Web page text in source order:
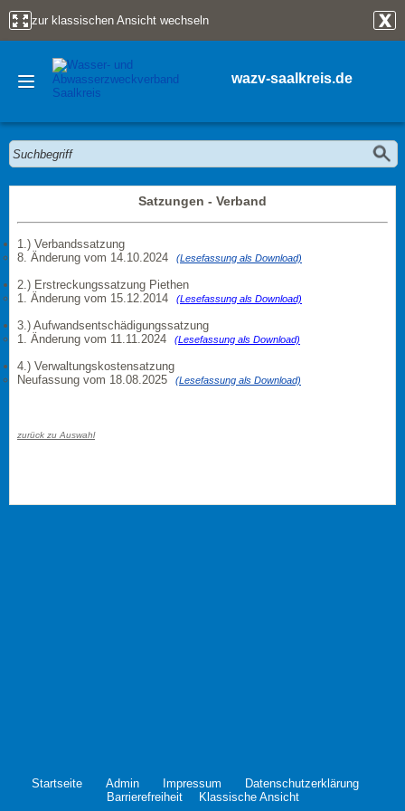
zur klassischen Ansicht wechseln
wazv-saalkreis.de
Satzungen - Verband
1.) Verbandssatzung
8. Änderung vom 14.10.2024
(Lesefassung als Download)
2.) Erstreckungssatzung Piethen
1. Änderung vom 15.12.2014
(Lesefassung als Download)
3.) Aufwandsentschädigungssatzung
1. Änderung vom 11.11.2024
(Lesefassung als Download)
4.) Verwaltungskostensatzung
Neufassung vom 18.08.2025
(Lesefassung als Download)
zurück zu Auswahl
Startseite Admin Impressum
Datenschutzerklärung
Barrierefreiheit
Klassische Ansicht